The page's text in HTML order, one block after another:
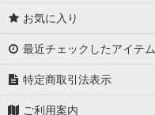
お気に入り
最近チェックしたアイテム
特定商取引法表示
ご利用案内